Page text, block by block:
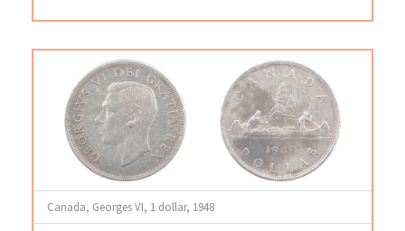
Canada, Georges VI, 1 dollar, 1948